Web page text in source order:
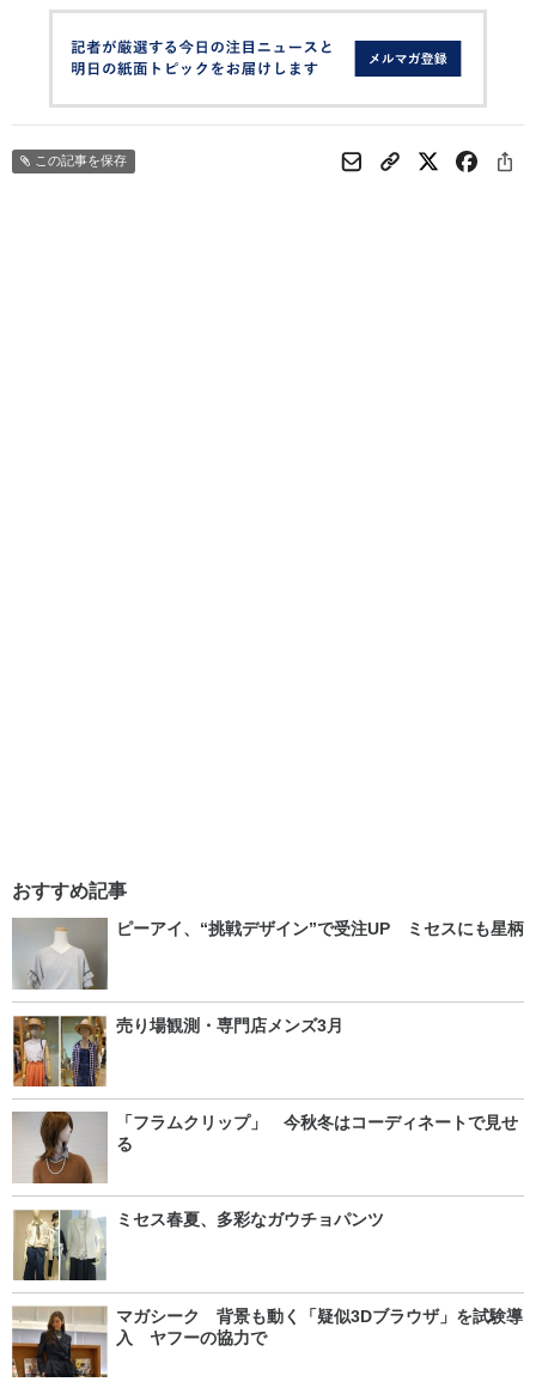
この記事を保存
おすすめ記事
ピーアイ、“挑戦デザイン”で受注UP ミセスにも星柄
売り場観測・専門店メンズ3月
「フラムクリップ」 今秋冬はコーディネートで見せ
る
ミセス春夏、多彩なガウチョパンツ
マガシーク 背景も動く「疑似3Dブラウザ」を試験導
入 ヤフーの協力で